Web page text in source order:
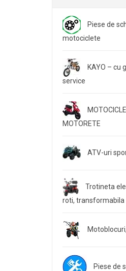
Piese de
motociclete
KAYO – cu
service
MOTORETE
ATV-uri
Trotineta
roti, transformabila
Piese de